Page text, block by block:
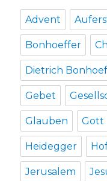
Advent
Bonhoeffer
Dietrich
Gebet
Glauben Gott
Heidegger
Jerusalem